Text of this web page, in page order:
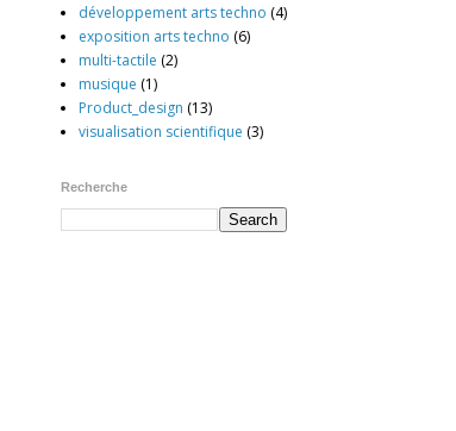
développement arts techno (4)
exposition arts techno (6)
multi-tactile (2)
musique (1)
Product_design (13)
visualisation scientifique (3)
Recherche